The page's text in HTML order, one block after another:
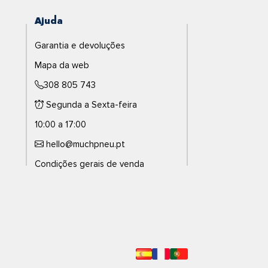
Ajuda
Garantia e devoluções
Mapa da web
308 805 743
Segunda a Sexta-feira
10:00 a 17:00
hello@muchpneu.pt
Condições gerais de venda